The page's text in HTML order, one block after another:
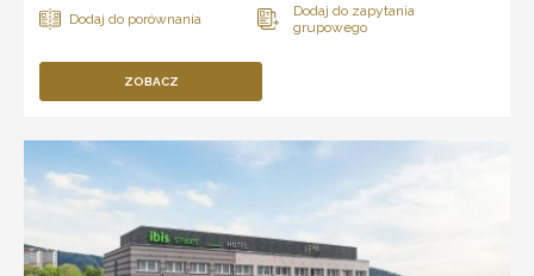
ZOBACZ